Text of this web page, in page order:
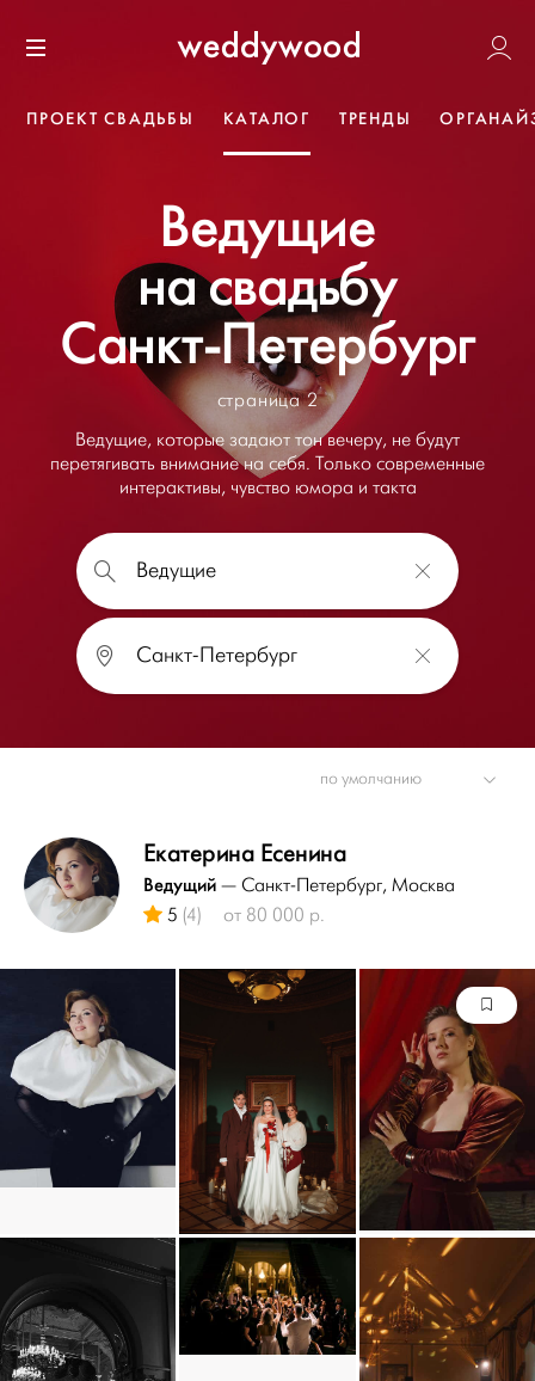
к содержанию
Weddywood
ПРОЕКТ СВАДЬБЫ КАТАЛОГ ТРЕНДЫ
Ведущие
на свадьбу
Санкт-Петербург
страница 2
Ведущие, которые задают тон вечеру, не будут
перетягивать внимание на себя. Только современные
интерактивы, чувство юмора и такта
Екатерина Есенина
Ведущий — Санкт-Петербург, Москва
5 (4) от 80 000 р.